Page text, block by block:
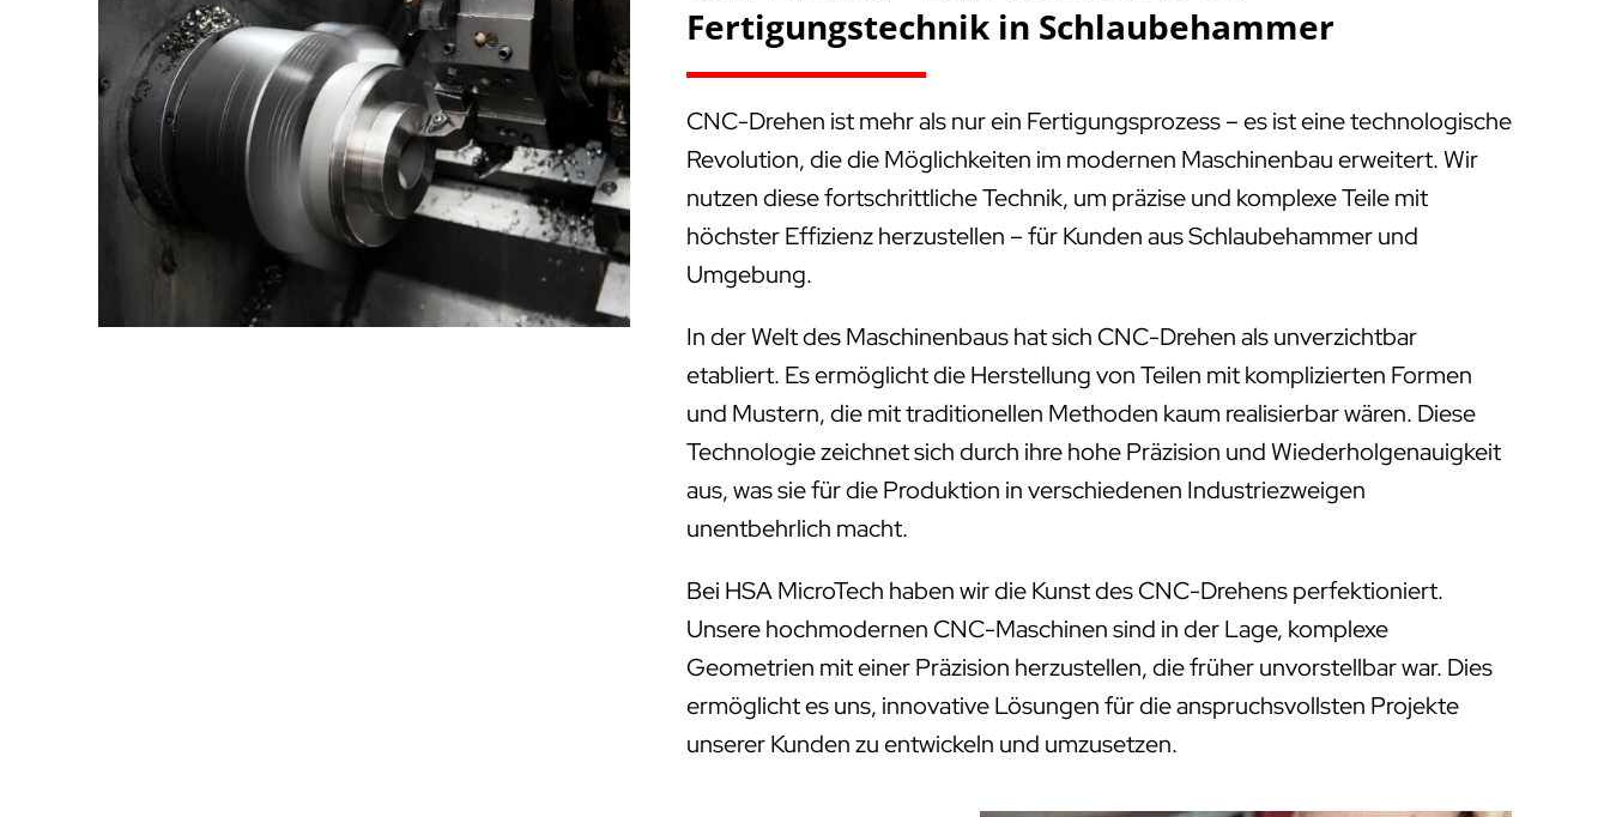
Fertigungstechnik in Schlaubehammer
CNC-Drehen ist mehr als nur ein Fertigungsprozess – es ist eine technologische
Revolution, die die Möglichkeiten im modernen Maschinenbau erweitert. Wir
nutzen diese fortschrittliche Technik, um präzise und komplexe Teile mit
höchster Effizienz herzustellen – für Kunden aus Schlaubehammer und
Umgebung.
In der Welt des Maschinenbaus hat sich CNC-Drehen als unverzichtbar
etabliert. Es ermöglicht die Herstellung von Teilen mit komplizierten Formen
und Mustern, die mit traditionellen Methoden kaum realisierbar wären. Diese
Technologie zeichnet sich durch ihre hohe Präzision und Wiederholgenauigkeit
aus, was sie für die Produktion in verschiedenen Industriezweigen
unentbehrlich macht.
Bei HSA MicroTech haben wir die Kunst des CNC-Drehens perfektioniert.
Unsere hochmodernen CNC-Maschinen sind in der Lage, komplexe
Geometrien mit einer Präzision herzustellen, die früher unvorstellbar war. Dies
ermöglicht es uns, innovative Lösungen für die anspruchsvollsten Projekte
unserer Kunden zu entwickeln und umzusetzen.